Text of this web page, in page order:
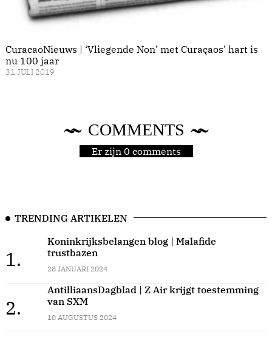
CuracaoNieuws | ‘Vliegende Non’ met Curaçaos’ hart is
nu 100 jaar
31 JULI 2019
COMMENTS
Er zijn 0 comments
TRENDING ARTIKELEN
1.
Koninkrijksbelangen blog | Malafide
trustbazen
28 JANUARI 2024
2.
AntilliaansDagblad | Z Air krijgt toestemming
van SXM
10 AUGUSTUS 2024